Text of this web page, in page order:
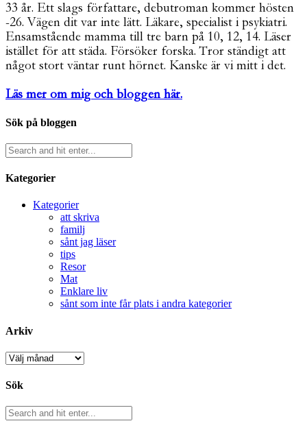
33 år. Ett slags författare, debutroman kommer hösten
-26. Vägen dit var inte lätt. Läkare, specialist i psykiatri.
Ensamstående mamma till tre barn på 10, 12, 14. Läser
istället för att städa. Försöker forska. Tror ständigt att
något stort väntar runt hörnet. Kanske är vi mitt i det.
Läs mer om mig och bloggen här.
Sök på bloggen
Kategorier
Kategorier
att skriva
familj
sånt jag läser
tips
Resor
Mat
Enklare liv
sånt som inte får plats i andra kategorier
Arkiv
Arkiv
Sök